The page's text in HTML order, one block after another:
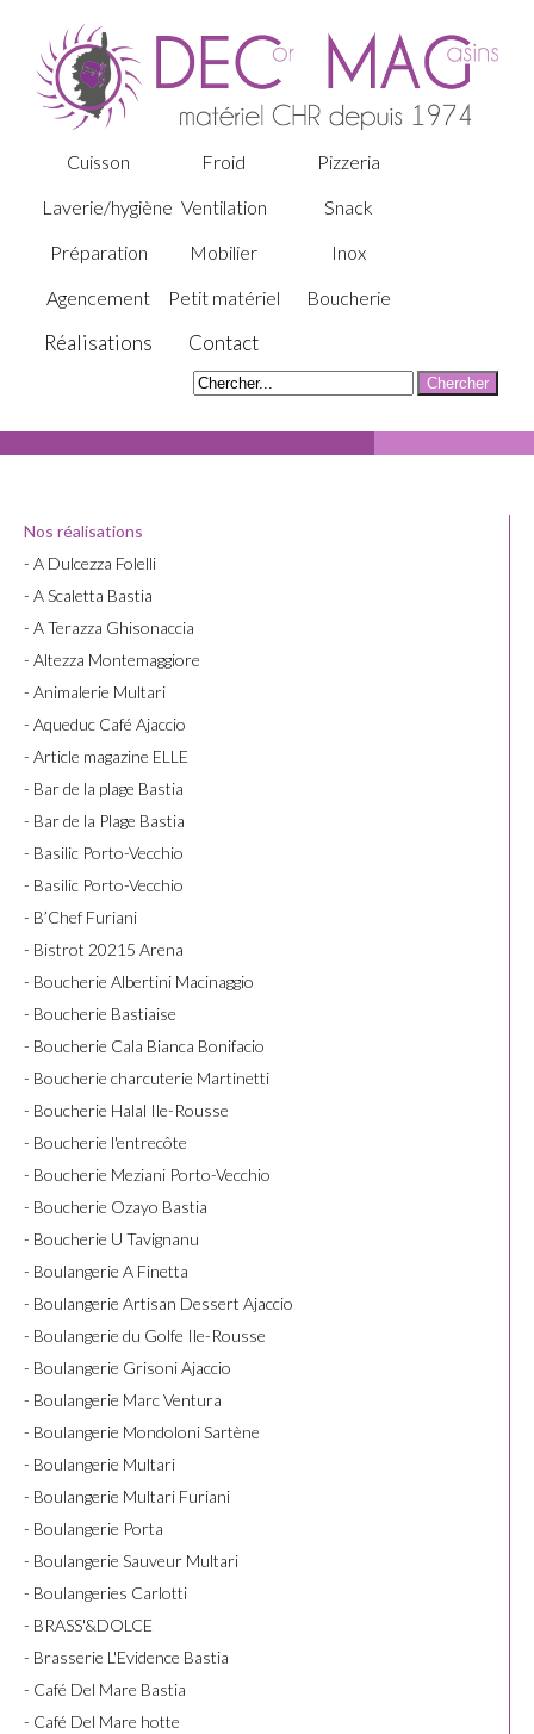
Cuisson Froid
Pizzeria
Laverie/hygiène Ventilation
Snack
Préparation
Mobilier
Inox
Agencement
Petit matériel Boucherie
Réalisations Contact
Nos réalisations
- A Dulcezza Folelli
- A Scaletta Bastia
- A Terazza Ghisonaccia
- Altezza Montemaggiore
- Animalerie Multari
- Aqueduc Café Ajaccio
- Article magazine ELLE
- Bar de la plage Bastia
- Bar de la Plage Bastia
- Basilic Porto-Vecchio
- Basilic Porto-Vecchio
- B’Chef Furiani
- Bistrot 20215 Arena
- Boucherie Albertini Macinaggio
- Boucherie Bastiaise
- Boucherie Cala Bianca Bonifacio
- Boucherie charcuterie Martinetti
- Boucherie Halal Ile-Rousse
- Boucherie l'entrecôte
- Boucherie Meziani Porto-Vecchio
- Boucherie Ozayo Bastia
- Boucherie U Tavignanu
- Boulangerie A Finetta
- Boulangerie Artisan Dessert Ajaccio
- Boulangerie du Golfe Ile-Rousse
- Boulangerie Grisoni Ajaccio
- Boulangerie Marc Ventura
- Boulangerie Mondoloni Sartène
- Boulangerie Multari
- Boulangerie Multari Furiani
- Boulangerie Porta
- Boulangerie Sauveur Multari
- Boulangeries Carlotti
- BRASS'&DOLCE
- Brasserie L'Evidence Bastia
- Café Del Mare Bastia
- Café Del Mare hotte